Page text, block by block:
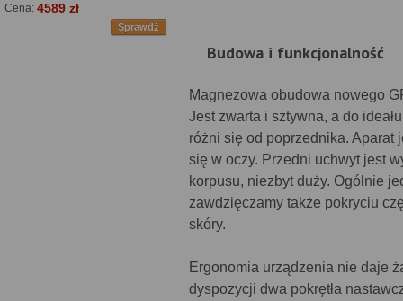
Cena: 4589 zł
Sprawdź
Budowa i funkcjonalność
Magnezowa obudowa nowego
Jest zwarta i sztywna, a do
różni się od poprzednika. Aparat
się w oczy. Przedni uchwyt jest
korpusu, niezbyt duży. Ogólnie
zawdzięczamy także pokryciu
skóry.
Ergonomia urządzenia nie daje
dyspozycji dwa pokrętła